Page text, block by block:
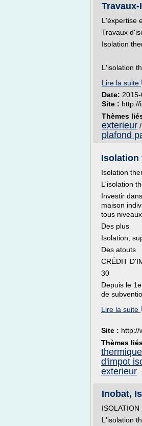
L'éxpertise
Travaux
Isolation
L'isolation
Lire la suite
Date:
Site : http://
Thèmes
exterieur /
plafond
Isolation
Isolation
L'isolation
Investir
maison
tous niveaux
Des plus
Isolation,
Des atouts
CRÉDIT
30
Depuis le
de
Lire la suite
Site : http://
Thèmes
d'impot
exterieur
Inobat,
L'isolation